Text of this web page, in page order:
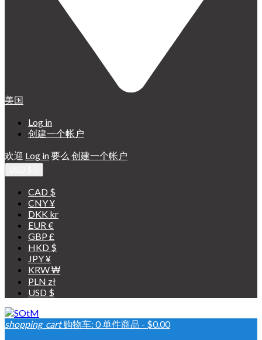
美国
Log in
创建一个帐户
欢迎 Log in要么 创建一个帐户
CAD $
CNY ¥
DKK kr
EUR €
GBP £
HKD $
JPY ¥
KRW ₩
PLN zł
USD $
shopping_cart 购物车: 0单件商品 - $0.00